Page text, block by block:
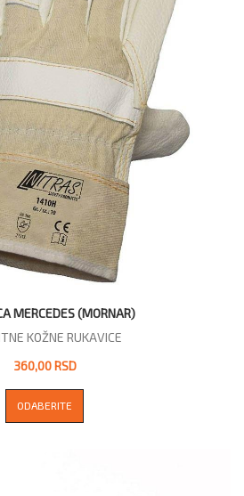
MERCEDES (MORNAR)
KOŽNE RUKAVICE
360,00 RSD
ODABERITE